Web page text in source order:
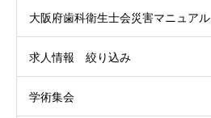
大阪府歯科衛生士会災害マニュアル
求人情報 絞り込み
学術集会